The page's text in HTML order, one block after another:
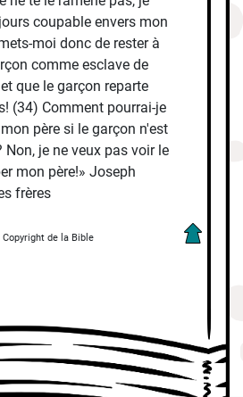
coupable envers mon
moi donc de rester à
comme esclave de
que le garçon reparte
(34) Comment pourrai-je
père si le garçon n'est
Non, je ne veux pas voir le
mon père!» Joseph
frères
de la Bible